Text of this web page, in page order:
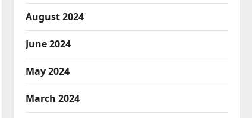
August 2024
June 2024
May 2024
March 2024